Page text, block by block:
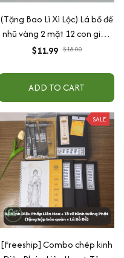
(Tặng Bao Lì Xì Lộc) Lá bồ đề
nhũ vàng 2 mặt 12 con giáp
và phật bản mệnh, để ốp
đã khai quang
$11.99 $18.00
ADD TO CART
SALE
[Freeship] Combo chép kinh